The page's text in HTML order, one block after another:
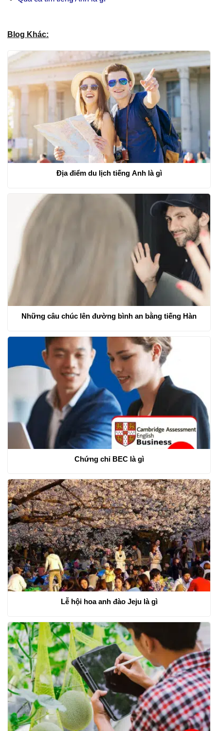
Blog Khác:
Địa điểm du lịch tiếng Anh là gì
Những câu chúc lên đường bình an bằng tiếng Hàn
Chứng chỉ BEC là gì
Lễ hội hoa anh đào Jeju là gì